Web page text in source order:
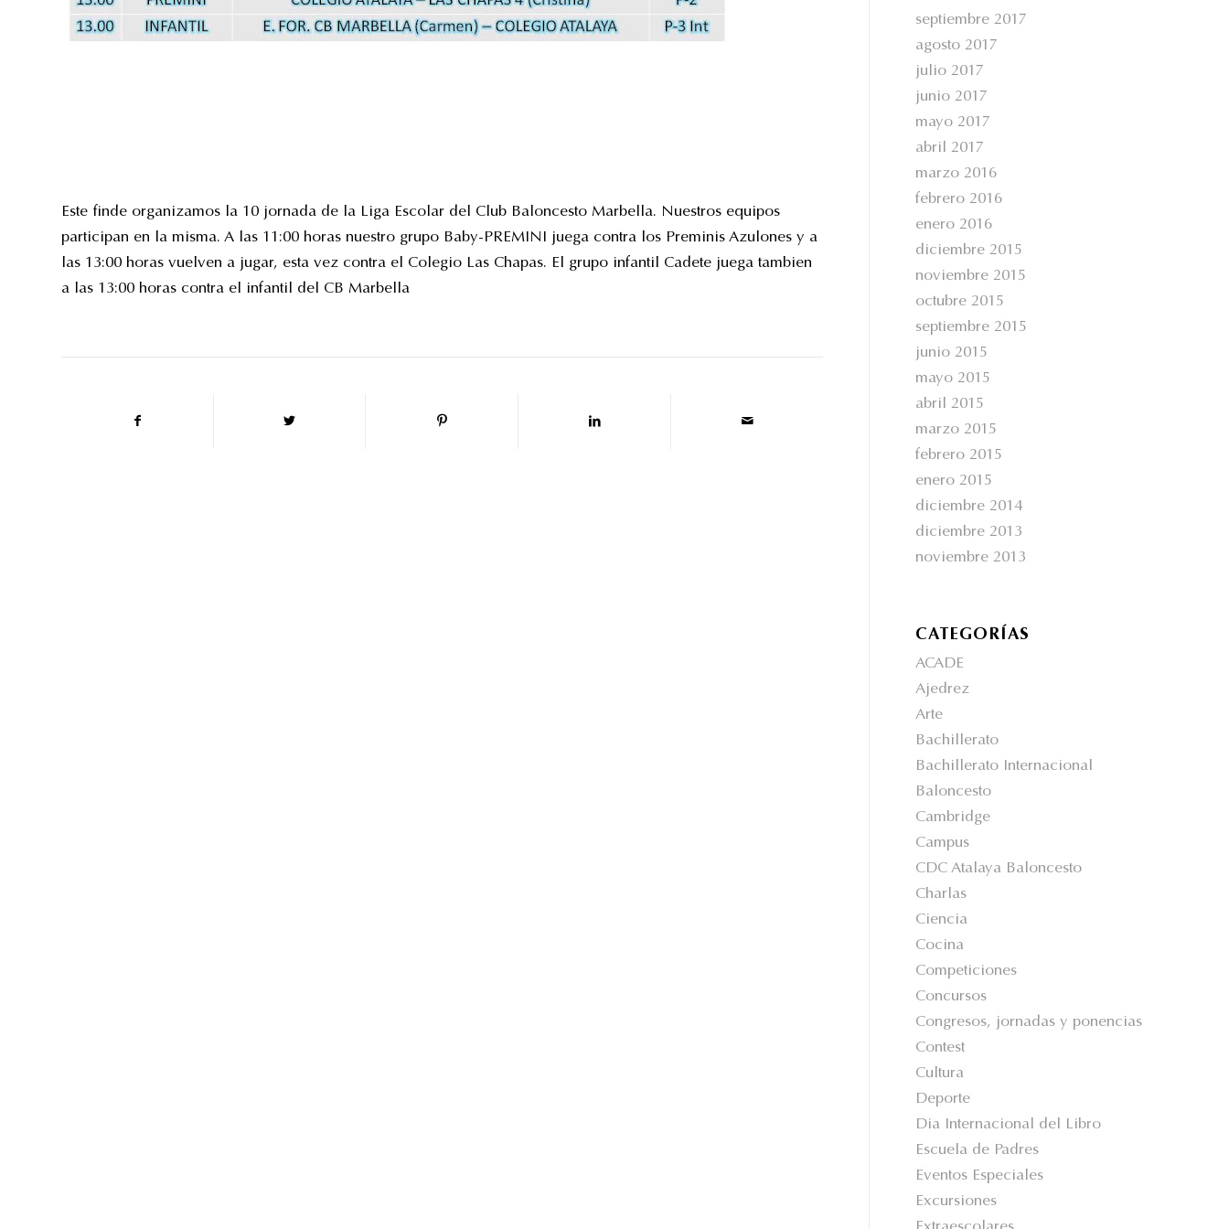
Este finde organizamos la 10 jornada de la Liga Escolar del Club Baloncesto Marbella. Nuestros equipos
participan en la misma. A las 11:00 horas nuestro grupo Baby-PREMINI juega contra los Preminis Azulones y a
las 13:00 horas vuelven a jugar, esta vez contra el Colegio Las Chapas. El grupo infantil Cadete juega tambien
a las 13:00 horas contra el infantil del CB Marbella
septiembre 2017
agosto 2017
julio 2017
junio 2017
mayo 2017
abril 2017
marzo 2016
febrero 2016
enero 2016
diciembre 2015
noviembre 2015
octubre 2015
septiembre 2015
junio 2015
mayo 2015
abril 2015
marzo 2015
febrero 2015
enero 2015
diciembre 2014
diciembre 2013
noviembre 2013
CATEGORÍAS
ACADE
Ajedrez
Arte
Bachillerato
Bachillerato Internacional
Baloncesto
Cambridge
Campus
CDC Atalaya Baloncesto
Charlas
Ciencia
Cocina
Competiciones
Concursos
Congresos, jornadas y ponencias
Contest
Cultura
Deporte
Dia Internacional del Libro
Escuela de Padres
Eventos Especiales
Excursiones